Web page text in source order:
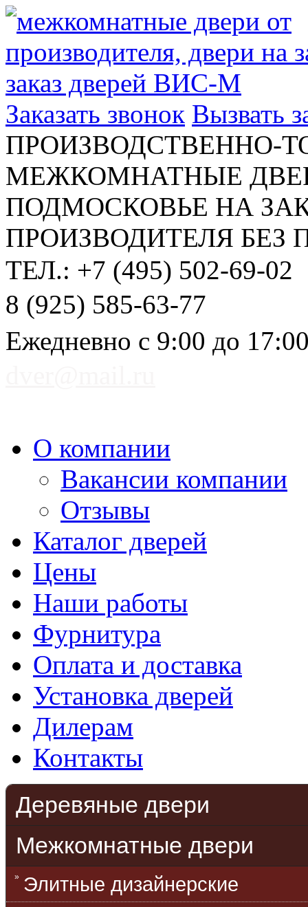
Заказать звонок Вызвать
ПРОИЗВОДСТВЕННО-
МЕЖКОМНАТНЫЕ
ПОДМОСКОВЬЕ НА
ПРОИЗВОДИТЕЛЯ БЕЗ
ТЕЛ.: +7 (495) 502-69-02
8 (925) 585-63-77
Ежедневно с 9:00 до
О компании
Вакансии компании
Отзывы
Каталог дверей
Цены
Наши работы
Фурнитура
Оплата и доставка
Установка дверей
Дилерам
Контакты
Деревяные двери
Межкомнатные двери
Элитные дизайнерские